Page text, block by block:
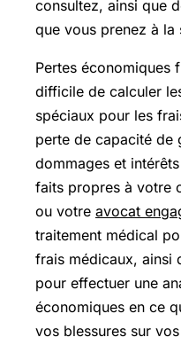
consultez, ainsi que
que vous prenez à la
Pertes économiques
difficile de calculer
spéciaux pour les
perte de capacité de
dommages et
faits propres à votre
ou votre avocat
traitement médical
frais médicaux, ainsi
pour effectuer une
économiques en ce
vos blessures sur